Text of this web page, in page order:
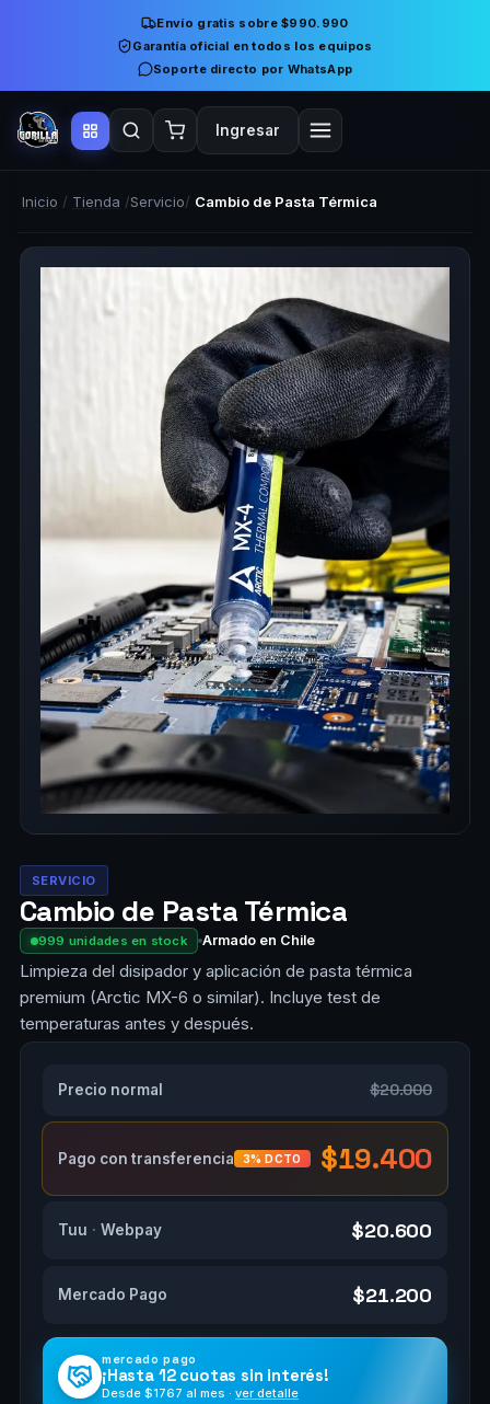
Envío gratis sobre $990.990
Garantía oficial en todos los equipos
Soporte directo por WhatsApp
Ingresar
Inicio / Tienda /Servicio/ Cambio de Pasta Térmica
SERVICIO
Cambio de Pasta Térmica
999 unidades en stock Armado en Chile
Limpieza del disipador y aplicación de pasta térmica
premium (Arctic MX-6 o similar). Incluye test de
temperaturas antes y después.
Precio normal $20.000
Pago con transferencia 3% DCTO $19.400
Tuu · Webpay $20.600
Mercado Pago $21.200
mercado pago
¡Hasta 12 cuotas sin interés!
Desde $1767 al mes · ver detalle